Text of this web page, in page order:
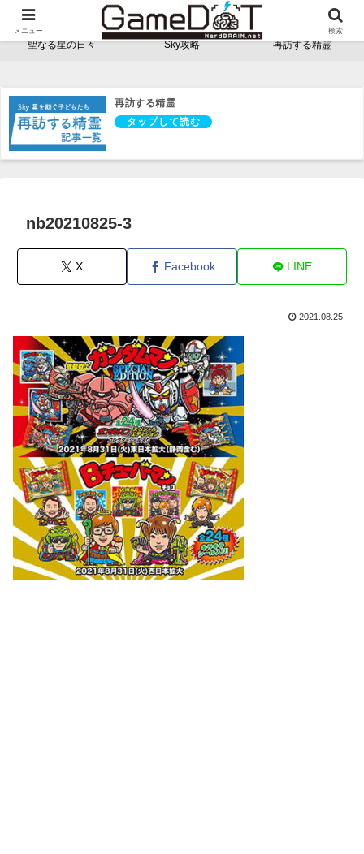
NerdBRAINゲーム支部 - ゲームドット -
聖なる星の日々 Sky攻略 再訪する精霊
再訪する精霊
nb20210825-3
X Facebook LINE
2021.08.25
メニュー 検索